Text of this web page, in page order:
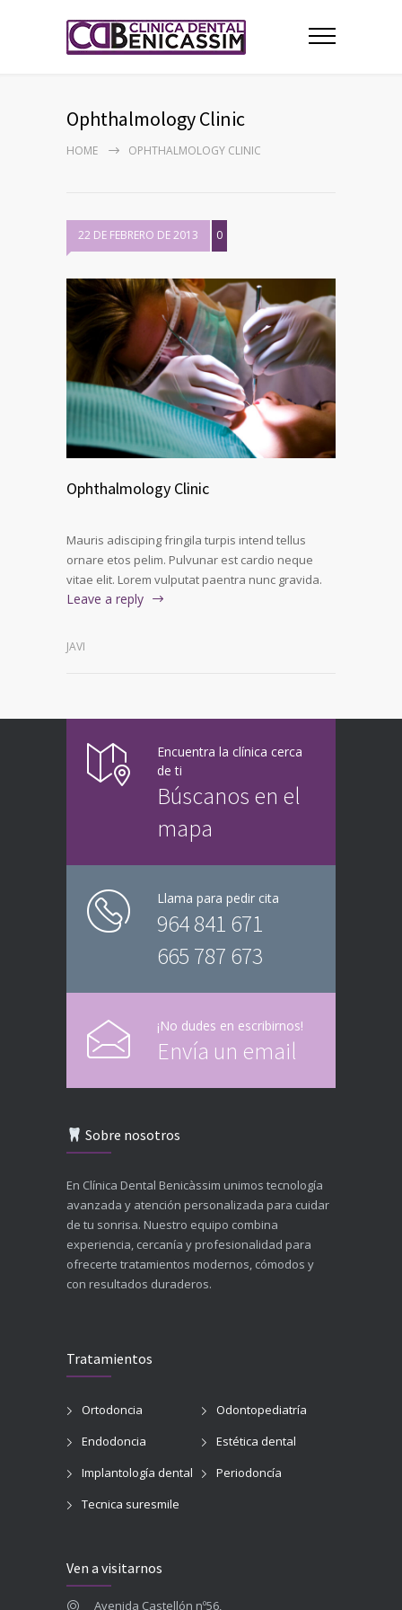
Ophthalmology Clinic
HOME OPHTHALMOLOGY CLINIC
22 DE FEBRERO DE 2013 0
Ophthalmology Clinic
Mauris adisciping fringila turpis intend tellus
ornare etos pelim. Pulvunar est cardio neque
vitae elit. Lorem vulputat paentra nunc gravida.
Leave a reply
JAVI
Encuentra la clínica cerca
de ti
Búscanos en el
mapa
Llama para pedir cita
964 841 671
665 787 673
¡No dudes en escribirnos!
Envía un email
Sobre nosotros
En Clínica Dental Benicàssim unimos tecnología
avanzada y atención personalizada para cuidar
de tu sonrisa. Nuestro equipo combina
experiencia, cercanía y profesionalidad para
ofrecerte tratamientos modernos, cómodos y
con resultados duraderos.
Tratamientos
Ortodoncia
Odontopediatría
Endodoncia
Estética dental
Implantología dental
Periodoncía
Tecnica suresmile
Ven a visitarnos
Avenida Castellón nº56,